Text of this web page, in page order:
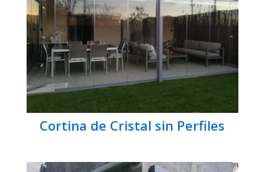
Cortina de Cristal sin Perfiles